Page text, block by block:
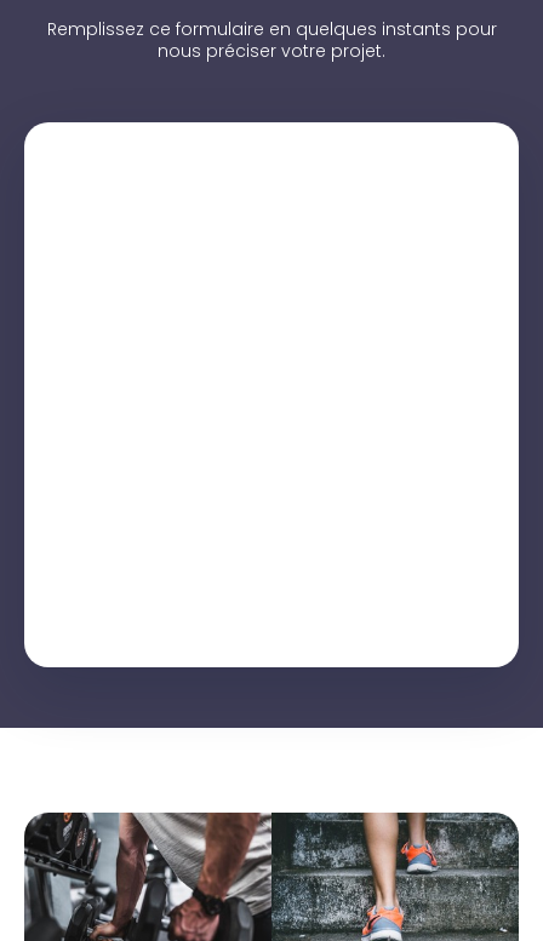
Remplissez ce formulaire en quelques instants pour
nous préciser votre projet.